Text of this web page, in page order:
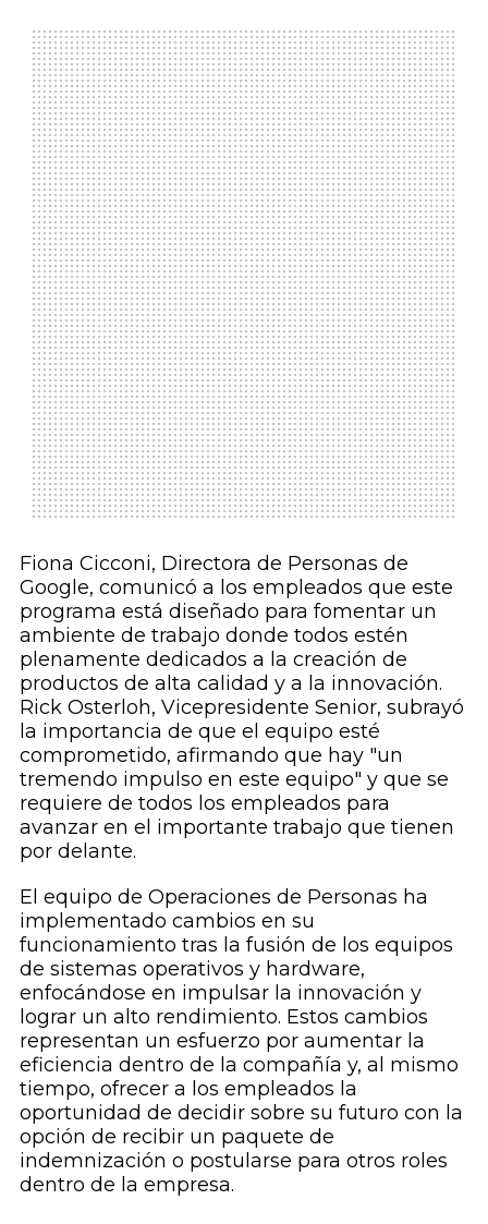
Fiona Cicconi, Directora de Personas de
Google, comunicó a los empleados que este
programa está diseñado para fomentar un
ambiente de trabajo donde todos estén
plenamente dedicados a la creación de
productos de alta calidad y a la innovación.
Rick Osterloh, Vicepresidente Senior, subrayó
la importancia de que el equipo esté
comprometido, afirmando que hay "un
tremendo impulso en este equipo" y que se
requiere de todos los empleados para
avanzar en el importante trabajo que tienen
por delante.
El equipo de Operaciones de Personas ha
implementado cambios en su
funcionamiento tras la fusión de los equipos
de sistemas operativos y hardware,
enfocándose en impulsar la innovación y
lograr un alto rendimiento. Estos cambios
representan un esfuerzo por aumentar la
eficiencia dentro de la compañía y, al mismo
tiempo, ofrecer a los empleados la
oportunidad de decidir sobre su futuro con la
opción de recibir un paquete de
indemnización o postularse para otros roles
dentro de la empresa.